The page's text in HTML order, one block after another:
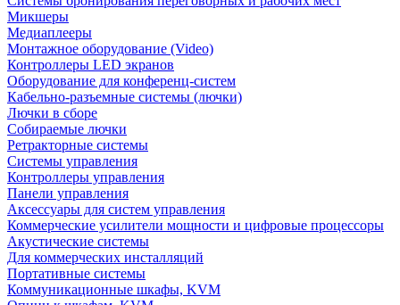
Микшеры
Медиаплееры
Монтажное оборудование (Video)
Контроллеры LED экранов
Оборудование для конференц-систем
Кабельно-разъемные системы (лючки)
Лючки в сборе
Собираемые лючки
Ретракторные системы
Системы управления
Контроллеры управления
Панели управления
Аксессуары для систем управления
Коммерческие усилители мощности и цифровые процессоры
Акустические системы
Для коммерческих инсталляций
Портативные системы
Коммуникационные шкафы, KVM